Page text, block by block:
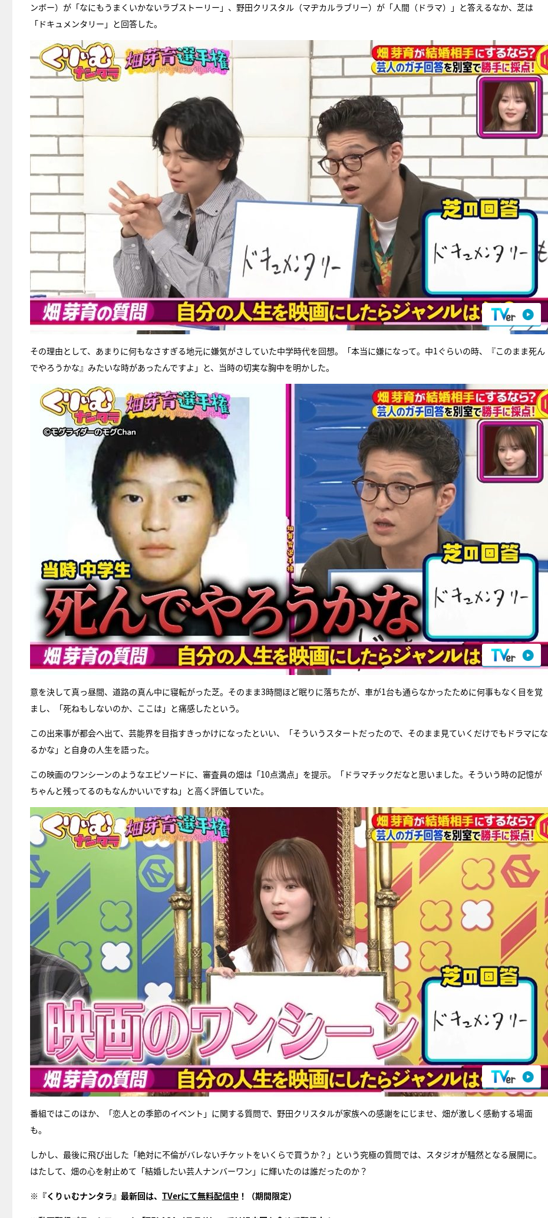
ンボー）が「なにもうまくいかないラブストーリー」、野田クリスタル（マヂカルラブリー）が「人間（ドラマ）」と答えるなか、芝は
「ドキュメンタリー」と回答した。
その理由として、あまりに何もなさすぎる地元に嫌気がさしていた中学時代を回想。「本当に嫌になって。中1ぐらいの時、『このまま死ん
でやろうかな』みたいな時があったんですよ」と、当時の切実な胸中を明かした。
意を決して真っ昼間、道路の真ん中に寝転がった芝。そのまま3時間ほど眠りに落ちたが、車が1台も通らなかったために何事もなく目を覚
まし、「死ねもしないのか、ここは」と痛感したという。
この出来事が都会へ出て、芸能界を目指すきっかけになったといい、「そういうスタートだったので、そのまま見ていくだけでもドラマにな
るかな」と自身の人生を語った。
この映画のワンシーンのようなエピソードに、審査員の畑は「10点満点」を提示。「ドラマチックだなと思いました。そういう時の記憶が
ちゃんと残ってるのもなんかいいですね」と高く評価していた。
番組ではこのほか、「恋人との季節のイベント」に関する質問で、野田クリスタルが家族への感謝をにじませ、畑が激しく感動する場面
も。
しかし、最後に飛び出した「絶対に不倫がバレないチケットをいくらで買うか？」という究極の質問では、スタジオが騒然となる展開に。
はたして、畑の心を射止めて「結婚したい芸人ナンバーワン」に輝いたのは誰だったのか？
※ 『くりぃむナンタラ』最新回は、 TVerにて無料配信中 ！（期間限定）